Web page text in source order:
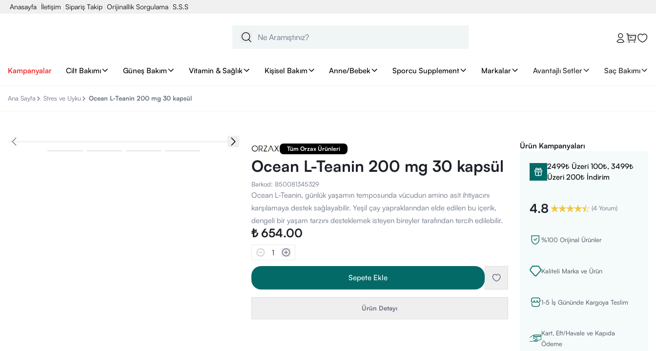
Anasayfa İletişim Sipariş Takip Orijinallik Sorgulama S.S.S
Kampanyalar Cilt Bakımı Güneş Bakım Vitamin & Sağlık Kişisel Bakım Anne/Bebek Sporcu Supplement Markalar Avantajlı Setler Saç Bakımı
Ana Sayfa Stres ve Uyku Ocean L-Teanin 200 mg 30 kapsül
Tüm Orzax Ürünleri
Ocean L-Teanin 200 mg 30 kapsül
Barkod: 850081345329
Ocean L-Teanin, günlük yaşamın temposunda vücudun amino asit ihtiyacını
karşılamaya destek sağlayabilir. Yeşil çay yapraklarından elde edilen bu içerik,
dengeli bir yaşam tarzını desteklemek isteyen bireyler tarafından tercih edilebilir.
₺ 654.00
1
Sepete Ekle
Ürün Detayı
Ürün Kampanyaları
2499₺ Üzeri 100₺, 3499₺
Üzeri 200₺ İndirim
4.8 (4 Yorum)
%100 Orijinal Ürünler
Kaliteli Marka ve Ürün
1-5 İş Gününde Kargoya Teslim
Kart, Eft/Havale ve Kapıda
Ödeme